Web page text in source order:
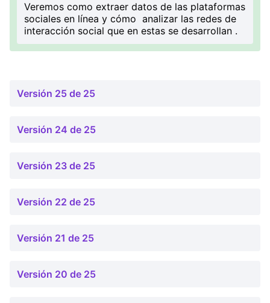
Veremos como extraer datos de las plataformas
sociales en línea y cómo analizar las redes de
interacción social que en estas se desarrollan .
Versión 25 de 25
Versión 24 de 25
Versión 23 de 25
Versión 22 de 25
Versión 21 de 25
Versión 20 de 25